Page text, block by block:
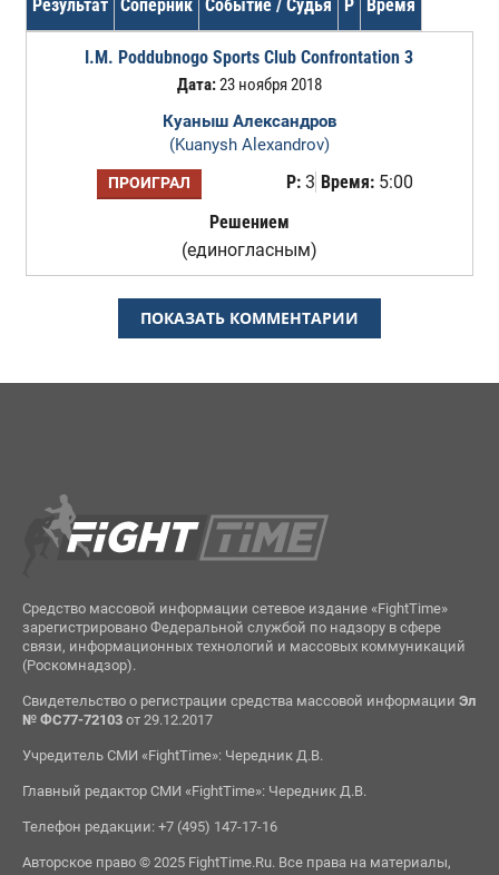
Результат Соперник Событие / Судья Р Время
I.M. Poddubnogo Sports Club Confrontation 3
Дата:23 ноября 2018
Куаныш Александров
(Kuanysh Alexandrov)
ПРОИГРАЛ Р:3 Время:5:00
Решением
(единогласным)
ПОКАЗАТЬ КОММЕНТАРИИ
Средство массовой информации сетевое издание «FightTime»
зарегистрировано Федеральной службой по надзору в сфере
связи, информационных технологий и массовых коммуникаций
(Роскомнадзор).
Свидетельство о регистрации средства массовой информации Эл
№ ФС77-72103от 29.12.2017
Учредитель СМИ «FightTime»: Чередник Д.В.
Главный редактор СМИ «FightTime»: Чередник Д.В.
Телефон редакции: +7 (495) 147-17-16
Авторское право © 2025 FightTime.Ru. Все права на материалы,